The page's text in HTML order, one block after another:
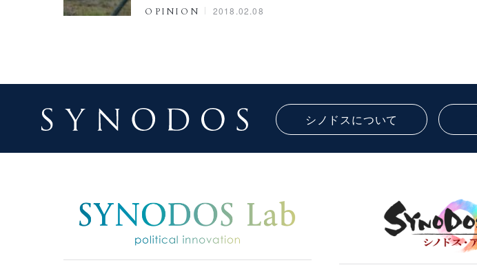
OPINION 2018.02.08
シノドスについて